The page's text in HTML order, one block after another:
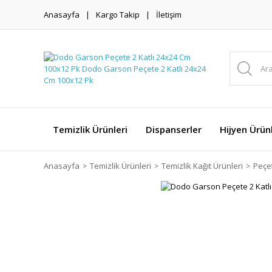
Anasayfa Kargo Takip İletişim
Temizlik Ürünleri Dispanserler Hijyen
Anasayfa Temizlik Ürünleri Temizlik Kağıt Ürünleri